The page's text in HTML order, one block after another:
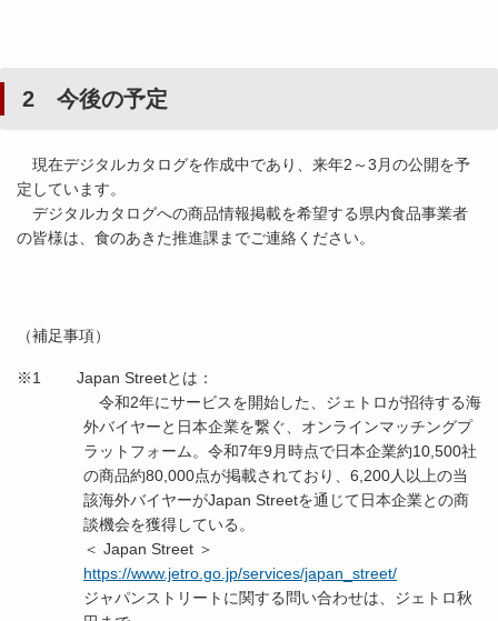
2 今後の予定
現在デジタルカタログを作成中であり、来年2～3月の公開を予
定しています。
デジタルカタログへの商品情報掲載を希望する県内食品事業者
の皆様は、食のあきた推進課までご連絡ください。
（補足事項）
※1 Japan Streetとは：
令和2年にサービスを開始した、ジェトロが招待する海
外バイヤーと日本企業を繋ぐ、オンラインマッチングプ
ラットフォーム。令和7年9月時点で日本企業約10,500社
の商品約80,000点が掲載されており、6,200人以上の当
該海外バイヤーがJapan Streetを通じて日本企業との商
談機会を獲得している。
＜ Japan Street ＞
https://www.jetro.go.jp/services/japan_street/
ジャパンストリートに関する問い合わせは、ジェトロ秋